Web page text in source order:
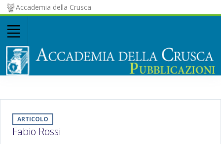
Accademia della Crusca
ARTICOLO
Fabio Rossi